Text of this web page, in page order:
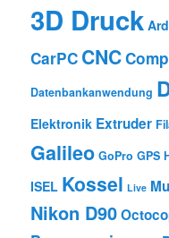
3D Druck
CarPC CNC
Datenbankanwendung
Elektronik Extruder
Galileo GoPro GPS
ISEL Kossel Live
Nikon D90